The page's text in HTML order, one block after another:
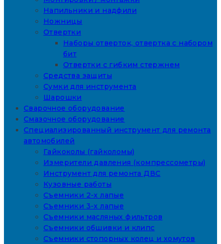
Напильники и надфили
Ножницы
Отвертки
Наборы отверток, отвертка с набором
бит
Отвертки с гибким стержнем
Средства защиты
Сумки для инструмента
Шарошки
Сварочное оборудование
Смазочное оборудование
Специализированный инструмент для ремонта
автомобилей
Гайкоколы (гайколомы)
Измерители давления (компрессометры)
Инструмент для ремонта ДВС
Кузовные работы
Съемники 2-х лапые
Съемники 3-х лапые
Съемники масляных фильтров
Съемники обшивки и клипс
Съемники стопорных колец и хомутов